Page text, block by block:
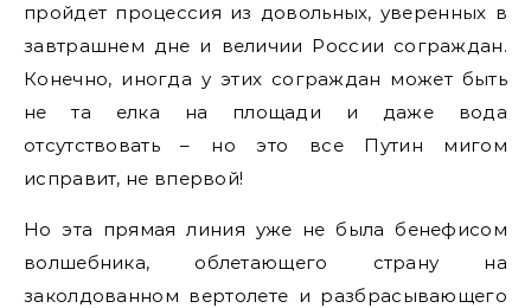
пройдет процессия из довольных, уверенных в
завтрашнем дне и величии России сограждан.
Конечно, иногда у этих сограждан может быть
не та елка на площади и даже вода
отсутствовать – но это все Путин мигом
исправит, не впервой!
Но эта прямая линия уже не была бенефисом
волшебника, облетающего страну на
заколдованном вертолете и разбрасывающего